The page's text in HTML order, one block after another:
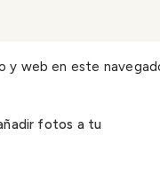
y web en este
fotos a tu